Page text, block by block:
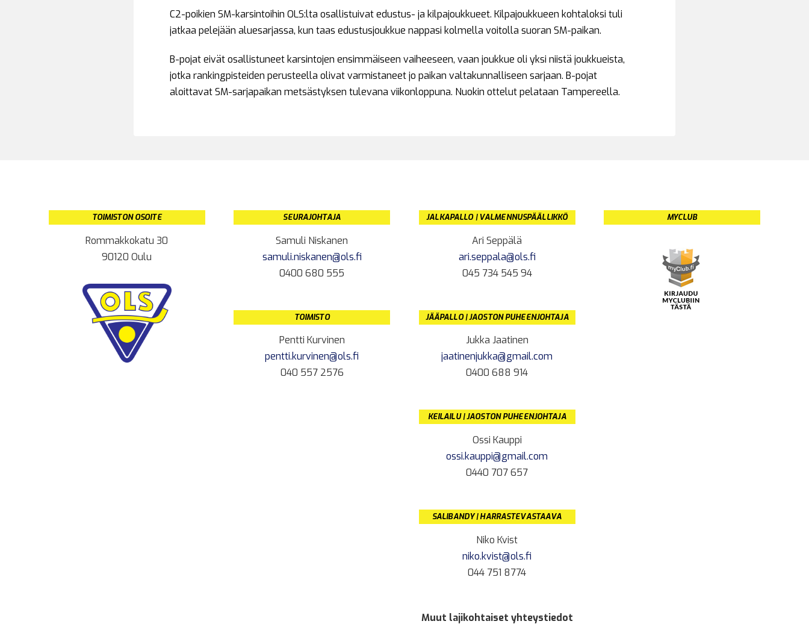
C2-poikien SM-karsintoihin OLS:lta osallistuivat edustus- ja kilpajoukkueet. Kilpajoukkueen kohtaloksi tuli
jatkaa pelejään aluesarjassa, kun taas edustusjoukkue nappasi kolmella voitolla suoran SM-paikan.
B-pojat eivät osallistuneet karsintojen ensimmäiseen vaiheeseen, vaan joukkue oli yksi niistä joukkueista,
jotka rankingpisteiden perusteella olivat varmistaneet jo paikan valtakunnalliseen sarjaan. B-pojat
aloittavat SM-sarjapaikan metsästyksen tulevana viikonloppuna. Nuokin ottelut pelataan Tampereella.
TOIMISTON OSOITE
Rommakkokatu 30
90120 Oulu
SEURAJOHTAJA
Samuli Niskanen
samuli.niskanen@ols.fi
0400 680 555
TOIMISTO
Pentti Kurvinen
pentti.kurvinen@ols.fi
040 557 2576
JALKAPALLO | VALMENNUSPÄÄLLIKKÖ
Ari Seppälä
ari.seppala@ols.fi
045 734 545 94
JÄÄPALLO | JAOSTON PUHEENJOHTAJA
Jukka Jaatinen
jaatinenjukka@gmail.com
0400 688 914
KEILAILU | JAOSTON PUHEENJOHTAJA
Ossi Kauppi
ossi.kauppi@gmail.com
0440 707 657
SALIBANDY | HARRASTEVASTAAVA
Niko Kvist
niko.kvist@ols.fi
044 751 8774
Muut lajikohtaiset yhteystiedot
MYCLUB